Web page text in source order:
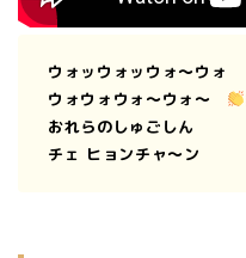
ウォッウォッウォ〜ウォ
ウォウォウォ〜ウォ〜
おれらのしゅごしん
チェ ヒョンチャ〜ン